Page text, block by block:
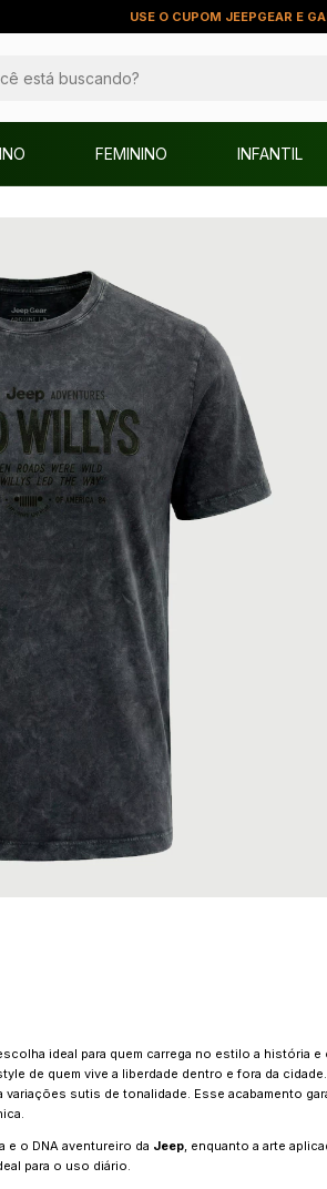
DESCONTO DE 5% PARA
FEMININO INFANTIL
ideal para quem carrega no estilo a história
de quem vive a liberdade dentro e fora da
sutis de tonalidade. Esse acabamento
e o DNA aventureiro da Jeep, enquanto a arte
para o uso diário.